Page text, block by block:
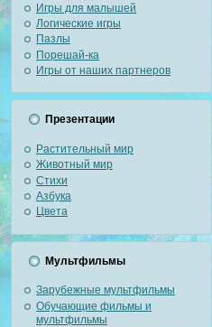
Игры для малышей
Логические игры
Пазлы
Порешай-ка
Игры от наших партнеров
Презентации
Растительный мир
Животный мир
Стихи
Азбука
Цвета
Мультфильмы
Зарубежные мультфильмы
Обучающие фильмы и
мультфильмы